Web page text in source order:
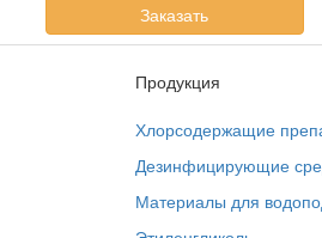
Заказать
Продукция
Хлорсодержащие
Дезинфицирующие
Материалы для